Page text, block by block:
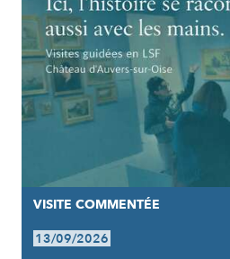
VISITE COMMENTÉE
13/09/2026